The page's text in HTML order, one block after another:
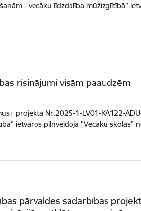
- vecāku līdzdalība mūžizglītībā”
risinājumi visām paaudzēm
projekta Nr.2025-1-LV01-KA122-
ietvaros pilnveidoja "Vecāku skolas"
pārvaldes sadarbības